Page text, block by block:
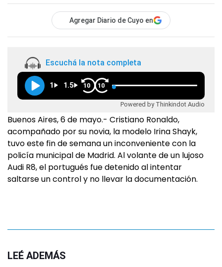
Agregar Diario de Cuyo en
Escuchá la nota completa
1 1.5 10 10
Powered by Thinkindot Audio
Buenos Aires, 6 de mayo.- Cristiano Ronaldo,
acompañado por su novia, la modelo Irina Shayk,
tuvo este fin de semana un inconveniente con la
policía municipal de Madrid. Al volante de un lujoso
Audi R8, el portugués fue detenido al intentar
saltarse un control y no llevar la documentación.
LEÉ ADEMÁS